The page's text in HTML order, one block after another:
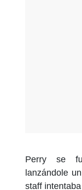
Perry se
lanzándole
staff